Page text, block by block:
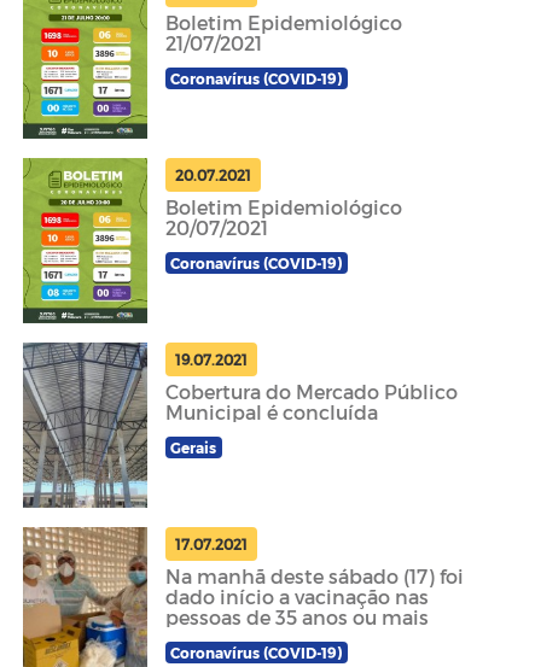
Boletim Epidemiológico
21/07/2021
Coronavírus (COVID-19)
20.07.2021
Boletim Epidemiológico
20/07/2021
Coronavírus (COVID-19)
19.07.2021
Cobertura do Mercado Público
Municipal é concluída
Gerais
17.07.2021
Na manhã deste sábado (17) foi
dado início a vacinação nas
pessoas de 35 anos ou mais
Coronavírus (COVID-19)